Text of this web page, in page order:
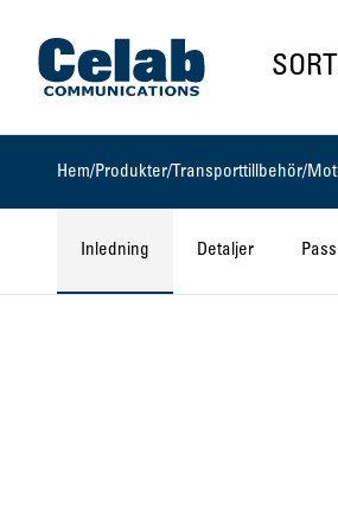
Gå till startsidan
Hem/Produkter/ Transporttillbehör/
Inledning Detaljer